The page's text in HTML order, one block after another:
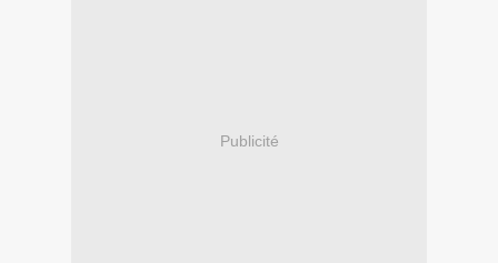
Publicité